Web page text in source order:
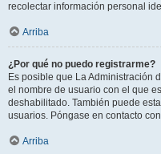
recolectar información personal
Arriba
¿Por qué no puedo registrarme?
Es posible que La Administración
el nombre de usuario con el que
deshabilitado. También puede
usuarios. Póngase en contacto
Arriba